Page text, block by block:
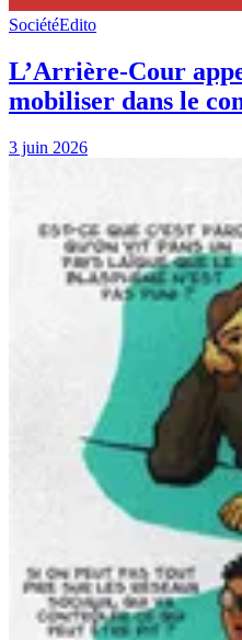
SociétéEdito
L’Arrière-Cour
mobiliser dans le
3 juin 2026